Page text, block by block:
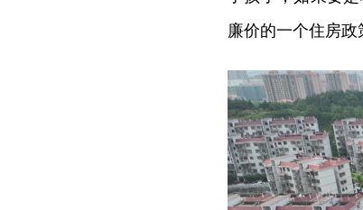
廉价的一个住房政